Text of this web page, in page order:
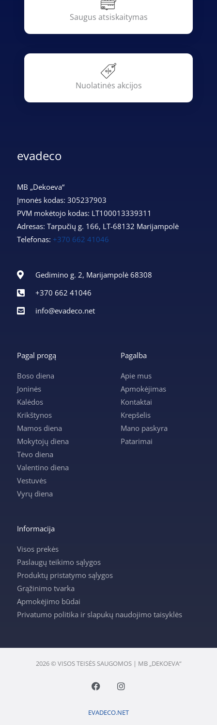
Saugus atsiskaitymas
Nuolatinės akcijos
evadeco
MB „Dekoeva“
Įmonės kodas: 305237903
PVM mokėtojo kodas: LT100013339311
Adresas: Tarpučių g. 166, LT-68132 Marijampolė
Telefonas: +370 662 41046
Gedimino g. 2, Marijampolė 68308
+370 662 41046
info@evadeco.net
Pagal progą
Boso diena
Joninės
Kalėdos
Krikštynos
Mamos diena
Mokytojų diena
Tėvo diena
Valentino diena
Vestuvės
Vyrų diena
Pagalba
Apie mus
Apmokėjimas
Kontaktai
Krepšelis
Mano paskyra
Patarimai
Informacija
Visos prekės
Paslaugų teikimo sąlygos
Produktų pristatymo sąlygos
Grąžinimo tvarka
Apmokėjimo būdai
Privatumo politika ir slapukų naudojimo taisyklės
2026 © VISOS TEISĖS SAUGOMOS | MB „DEKOEVA“
F
a
e
I
n
t
EVADECO.NET